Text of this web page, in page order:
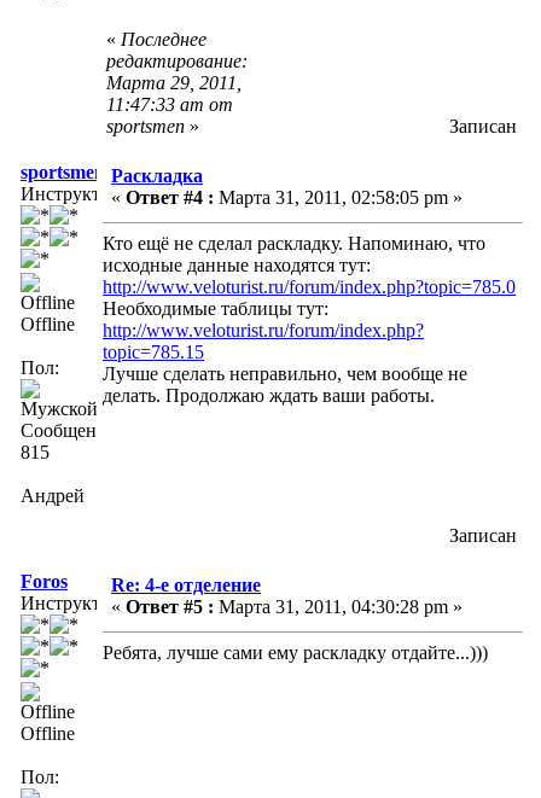
« Последнее
редактирование:
Марта 29, 2011,
11:47:33 am от
sportsmen » Записан
sportsmen
Инструктор
Offline
Пол:
Сообщений:
815
Андрей
Раскладка
« Ответ #4 : Марта 31, 2011, 02:58:05 pm »
Кто ещё не сделал раскладку. Напоминаю, что
исходные данные находятся тут:
http://www.veloturist.ru/forum/index.php?topic=785.0
Необходимые таблицы тут:
http://www.veloturist.ru/forum/index.php?
topic=785.15
Лучше сделать неправильно, чем вообще не
делать. Продолжаю ждать ваши работы.
Записан
Foros
Инструктор
Offline
Пол:
Re: 4-е отделение
« Ответ #5 : Марта 31, 2011, 04:30:28 pm »
Ребята, лучше сами ему раскладку отдайте...)))